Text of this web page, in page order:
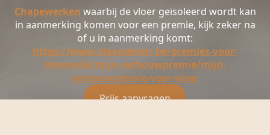
Chapewerken waarbij de vloer geïsoleerd wordt kan
in aanmerking komen voor een premie, kijk zeker na
of u in aanmerking komt:
https://www.vlaanderen.be/premies-voor-
renovatie/mijn-verbouwpremie/mijn-
verbouwpremie-voor-vloer
Prijs aanvragen